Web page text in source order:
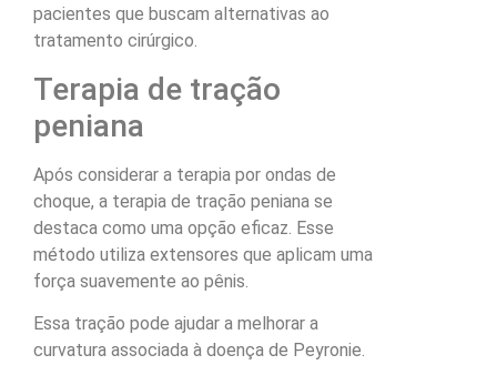
pacientes que buscam alternativas ao
tratamento cirúrgico.
Terapia de tração
peniana
Após considerar a terapia por ondas de
choque, a terapia de tração peniana se
destaca como uma opção eficaz. Esse
método utiliza extensores que aplicam uma
força suavemente ao pênis.
Essa tração pode ajudar a melhorar a
curvatura associada à doença de Peyronie.